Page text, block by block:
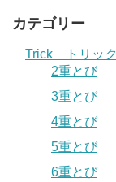
カテゴリー
Trick トリック
2重とび
3重とび
4重とび
5重とび
6重とび